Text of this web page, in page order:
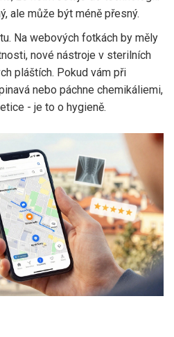
ale může být méně přesný.
Na webových fotkách by měly
nové nástroje v sterilních
pláštích. Pokud vám při
nebo páchne chemikáliemi,
- je to o hygieně.